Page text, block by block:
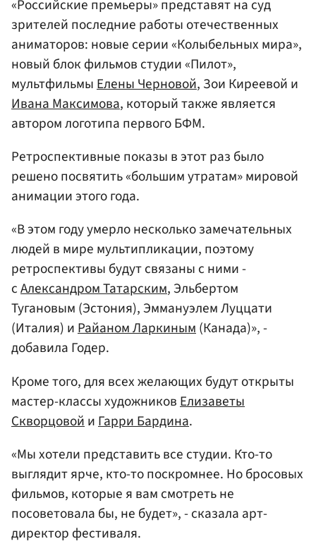
«Российские премьеры» представят на суд
зрителей последние работы отечественных
аниматоров: новые серии «Колыбельных мира»,
новый блок фильмов студии «Пилот»,
мультфильмыЕлены Черновой, Зои Киреевой и
Ивана Максимова, который также является
автором логотипа первого БФМ.
Ретроспективные показы в этот раз было
решено посвятить «большим утратам» мировой
анимации этого года.
«В этом году умерло несколько замечательных
людей в мире мультипликации, поэтому
ретроспективы будут связаны с ними -
сАлександром Татарским, Эльбертом
Тугановым (Эстония), Эммануэлем Луццати
(Италия) иРайаном Ларкиным(Канада)», -
добавила Годер.
Кроме того, для всех желающих будут открыты
мастер-классы художниковЕлизаветы
СкворцовойиГарри Бардина.
«Мы хотели представить все студии. Кто-то
выглядит ярче, кто-то поскромнее. Но бросовых
фильмов, которые я вам смотреть не
посоветовала бы, не будет», - сказала арт-
директор фестиваля.